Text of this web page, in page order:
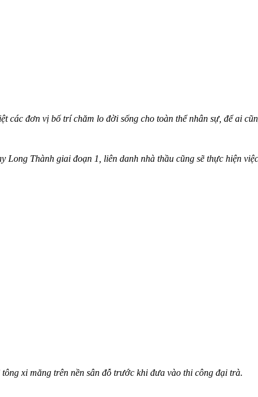
các đơn vị bố trí chăm lo đời sống cho toàn thể nhân sự, để ai
Thành giai đoạn 1, liên danh nhà thầu cũng sẽ thực hiện
xi măng trên nền sân đỗ trước khi đưa vào thi công đại trà.